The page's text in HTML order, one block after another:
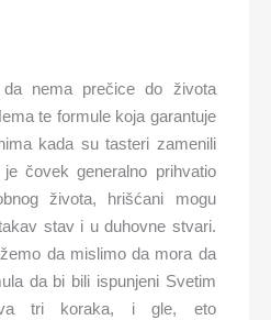
da nema prečice do života
te formule koja garantuje
kada su tasteri zamenili
čovek generalno prihvatio
života, hrišćani mogu
stav i u duhovne stvari.
da mislimo da mora da
da bi bili ispunjeni Svetim
tri koraka, i gle, eto